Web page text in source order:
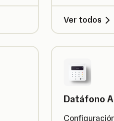
Ver todos
Datáfono